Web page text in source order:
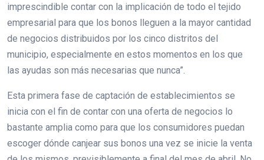
imprescindible contar con la implicación de todo el tejido
empresarial para que los bonos lleguen a la mayor cantidad
de negocios distribuidos por los cinco distritos del
municipio, especialmente en estos momentos en los que
las ayudas son más necesarias que nunca”.
Esta primera fase de captación de establecimientos se
inicia con el fin de contar con una oferta de negocios lo
bastante amplia como para que los consumidores puedan
escoger dónde canjear sus bonos una vez se inicie la venta